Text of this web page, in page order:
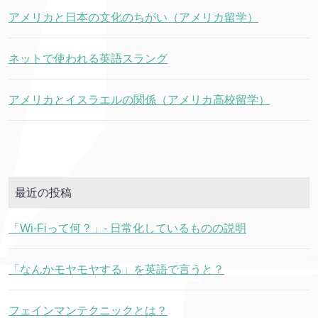
アメリカと日本の文化のちがい（アメリカ留学）
ネットで使われる英語スラング
アメリカとイスラエルの関係（アメリカ高校留学）
最近の投稿
「Wi-Fiって何？」- 日常化しているものの説明
「なんかモヤモヤする」を英語で言うと？
フェインマンテクニックとは？